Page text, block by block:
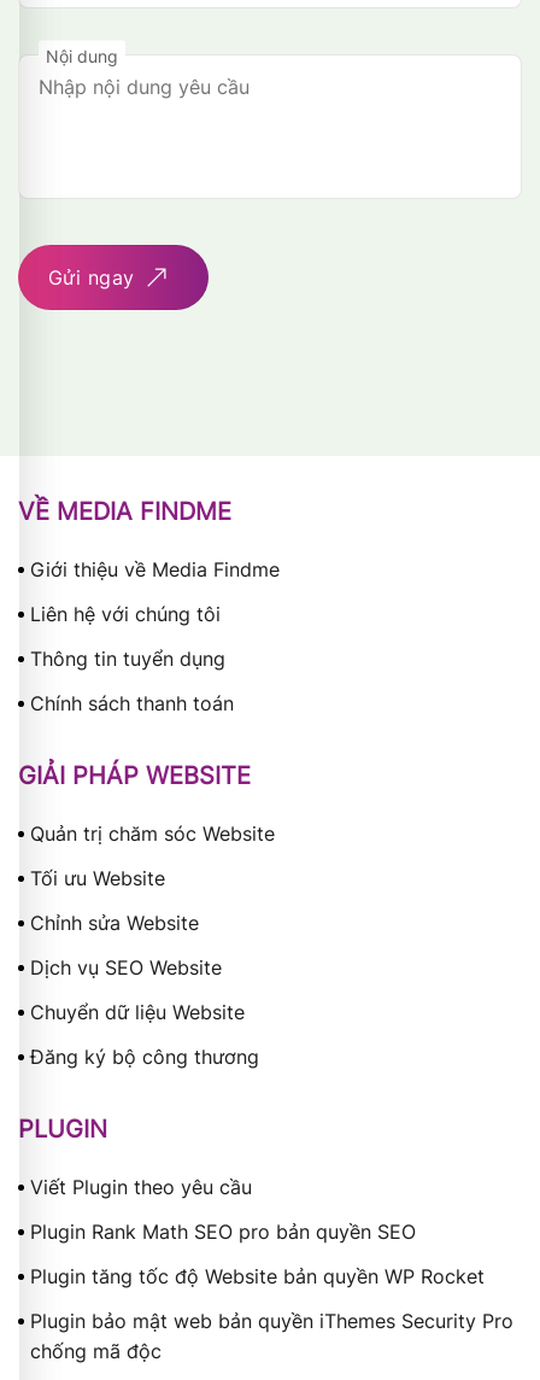
Nội dung
Gửi ngay
VỀ MEDIA FINDME
Giới thiệu về Media Findme
Liên hệ với chúng tôi
Thông tin tuyển dụng
Chính sách thanh toán
GIẢI PHÁP WEBSITE
Quản trị chăm sóc Website
Tối ưu Website
Chỉnh sửa Website
Dịch vụ SEO Website
Chuyển dữ liệu Website
Đăng ký bộ công thương
PLUGIN
Viết Plugin theo yêu cầu
Plugin Rank Math SEO pro bản quyền SEO
Plugin tăng tốc độ Website bản quyền WP Rocket
Plugin bảo mật web bản quyền iThemes Security Pro
chống mã độc